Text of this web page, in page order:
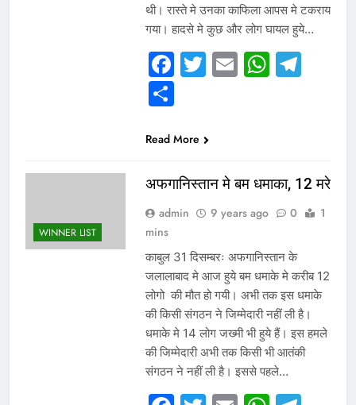
थी। रास्ते मे उनका काफिला आपस मे टकराय
गया। हादसे मे कुछ और लोग घायल हुये…
Facebook
Twitter
Email
Share
Read More
WINNER LIST
अफगानिस्तान मे बम धमाका, 12 मरे
admin 9 years ago 0
1
mins
काबुल 31 दिसम्बरः अफगानिस्तान के
जलालाबाद मे आज हुये बम धमाके मे करीब 12
लोगो की मौत हो गयी। अभी तक इस धमाके
की किसी संगठन ने जिम्मेदारी नहीं ली है।
धमाके मे 14 लोग जख्मी भी हुये हैं। इस हमले
की जिम्मेदारी अभी तक किसी भी आतंकी
संगठन ने नहीं ली है। इससे पहले…